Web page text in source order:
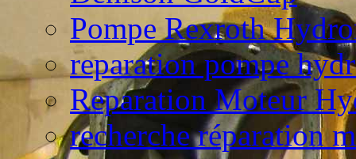
Pompe Rexroth
reparation pompe
Reparation Moteur
recherche réparation